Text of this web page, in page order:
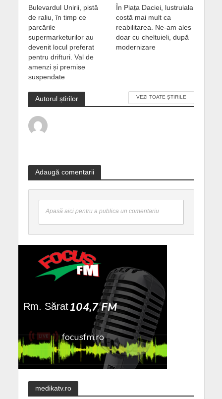
Bulevardul Unirii, pistă
de raliu, în timp ce
parcările
supermarketurilor au
devenit locul preferat
pentru drifturi. Val de
amenzi și premise
suspendate
În Piața Daciei, lustruiala
costă mai mult ca
reabilitarea. Ne-am ales
doar cu cheltuieli, după
modernizare
Autorul știrilor VEZI TOATE ȘTIRILE
Adaugă comentarii
Apasă aici pentru a publica un comentariu
medikatv.ro